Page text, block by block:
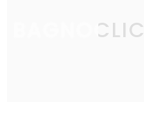
BAGNOCLIC